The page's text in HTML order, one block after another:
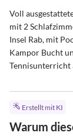
Voll
mit 2
Insel Rab, mit
Kampor Bucht
Tennisunterricht
Erstellt mit KI
Warum